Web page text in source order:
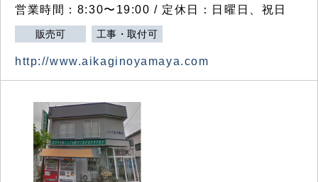
営業時間：8:30〜19:00 / 定休日：日曜日、祝日
販売可 工事・取付可
http://www.aikaginoyamaya.com